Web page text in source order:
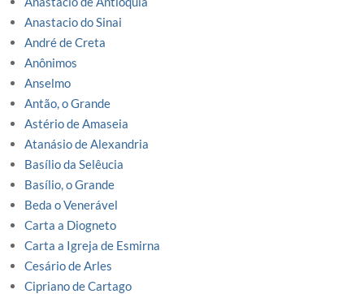
Anastacio do Sinai
André de Creta
Anônimos
Anselmo
Antão, o Grande
Astério de Amaseia
Atanásio de Alexandria
Basílio da Selêucia
Basílio, o Grande
Beda o Venerável
Carta a Diogneto
Carta a Igreja de Esmirna
Cesário de Arles
Cipriano de Cartago